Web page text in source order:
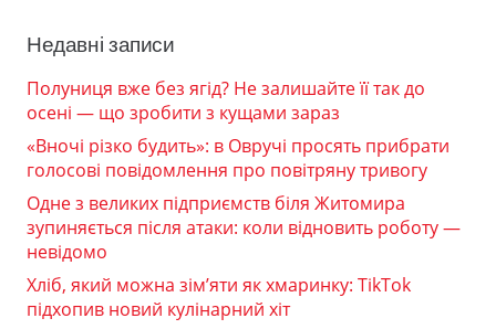
Недавні записи
Полуниця вже без ягід? Не залишайте її так до
осені — що зробити з кущами зараз
«Вночі різко будить»: в Овручі просять прибрати
голосові повідомлення про повітряну тривогу
Одне з великих підприємств біля Житомира
зупиняється після атаки: коли відновить роботу —
невідомо
Хліб, який можна зім’яти як хмаринку: TikTok
підхопив новий кулінарний хіт